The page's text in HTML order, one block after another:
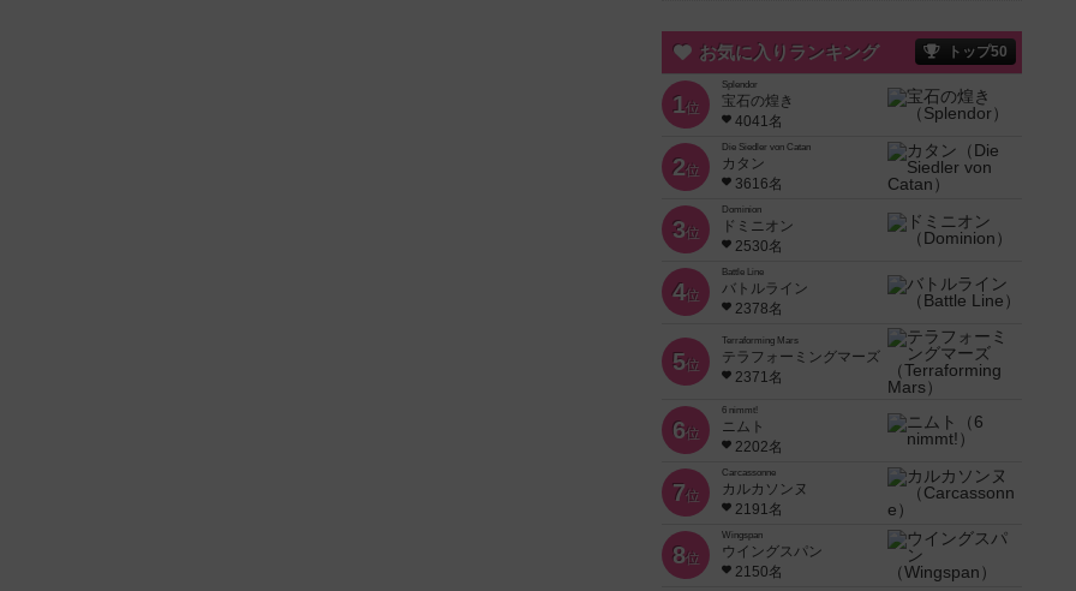
お気に入りランキング トップ50
1位
Splendor
宝石の煌き
4041名
2位
Die Siedler von Catan
カタン
3616名
3位
Dominion
ドミニオン
2530名
4位
Battle Line
バトルライン
2378名
5位
Terraforming Mars
テラフォーミングマーズ
2371名
6位
6 nimmt!
ニムト
2202名
7位
Carcassonne
カルカソンヌ
2191名
8位
Wingspan
ウイングスパン
2150名